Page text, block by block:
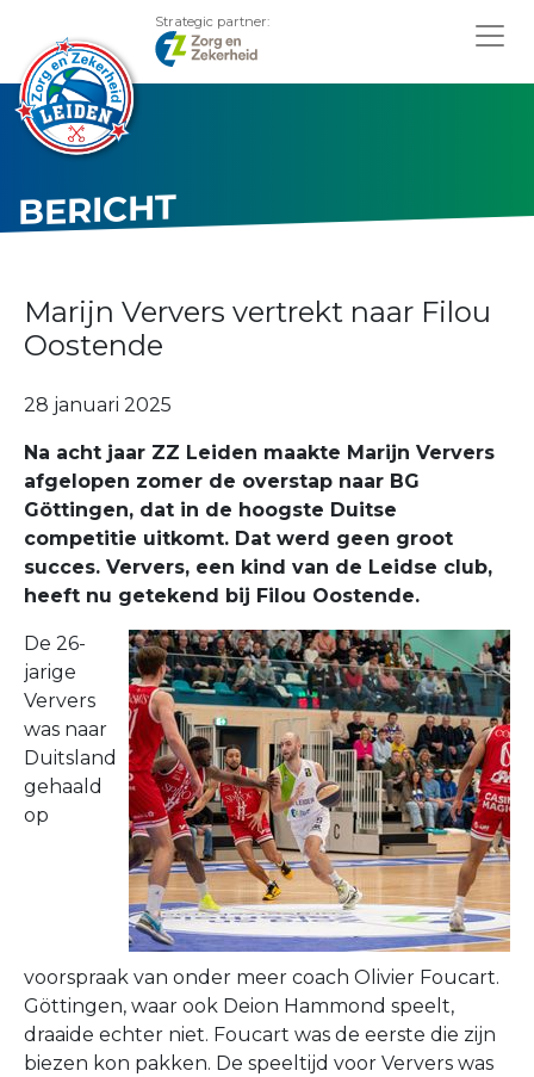
Strategic partner:
BERICHT
Marijn Ververs vertrekt naar Filou
Oostende
28 januari 2025
Na acht jaar ZZ Leiden maakte Marijn Ververs
afgelopen zomer de overstap naar BG
Göttingen, dat in de hoogste Duitse
competitie uitkomt. Dat werd geen groot
succes. Ververs, een kind van de Leidse club,
heeft nu getekend bij Filou Oostende.
De 26-
jarige
Ververs
was naar
Duitsland
gehaald
op
voorspraak van onder meer coach Olivier Foucart.
Göttingen, waar ook Deion Hammond speelt,
draaide echter niet. Foucart was de eerste die zijn
biezen kon pakken. De speeltijd voor Ververs was